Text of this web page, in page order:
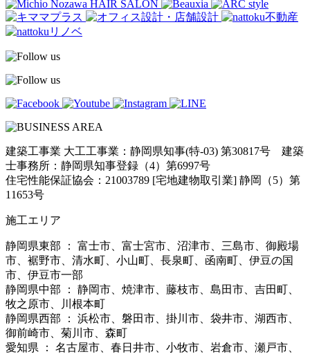
建築工事業 大工工事業：静岡県知事(特-03) 第30817号 建築
士事務所：静岡県知事登録（4）第6997号
住宅性能保証協会：21003789 [宅地建物取引業] 静岡（5）第
11653号
施工エリア
静岡県東部 ： 富士市、富士宮市、沼津市、三島市、御殿場
市、裾野市、清水町、小山町、長泉町、函南町、伊豆の国
市、伊豆市一部
静岡県中部 ： 静岡市、焼津市、藤枝市、島田市、吉田町、
牧之原市、川根本町
静岡県西部 ： 浜松市、磐田市、掛川市、袋井市、湖西市、
御前崎市、菊川市、森町
愛知県 ： 名古屋市、春日井市、小牧市、岩倉市、瀬戸市、